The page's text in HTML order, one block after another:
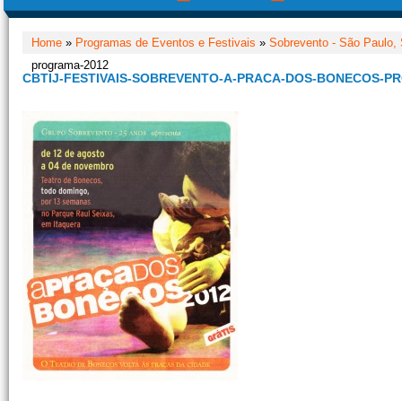
Home » Programas de Eventos e Festivais » Sobrevento - São Paulo,
programa-2012
CBTIJ-FESTIVAIS-SOBREVENTO-A-PRACA-DOS-BONECOS-